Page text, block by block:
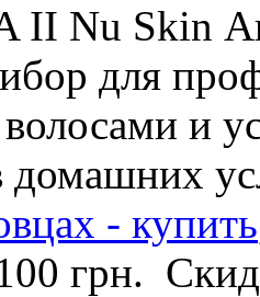
II Nu Skin
для
и
домашних
- купить
грн.